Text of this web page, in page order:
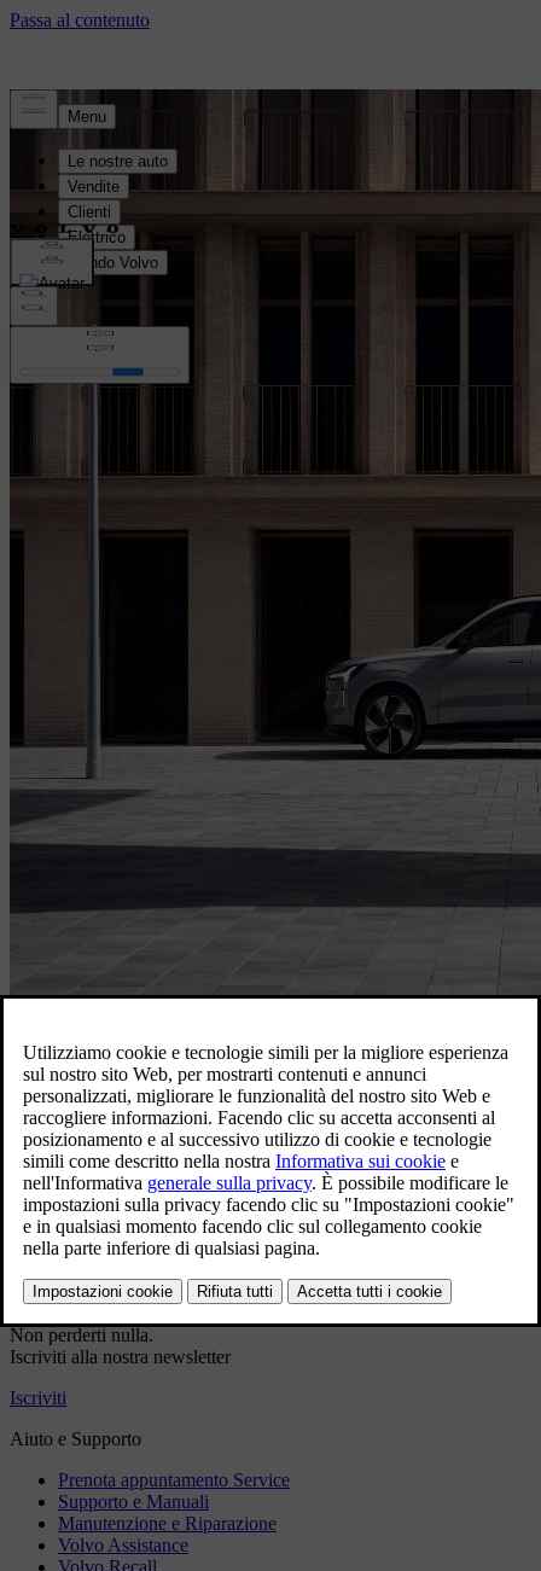
Accedi per prenotare il tuo
servizio
Dati di contatto precompilati
Dati VIN precompilati (se applicabile)
Prenotazione più rapida
Accedi